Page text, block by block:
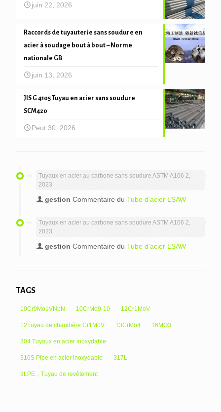
juin 22, 2026
Raccords de tuyauterie sans soudure en
acier à soudage bout à bout – Norme
nationale GB
juin 13, 2026
JIS G 4105 Tuyau en acier sans soudure
SCM420
Peut 30, 2026
Tuyaux en acier au carbone sans soudure ASTM A106 2,
2023
gestion Commentaire du Tube d’acier LSAW
Tuyaux en acier au carbone sans soudure ASTM A106 2,
2023
gestion Commentaire du Tube d’acier LSAW
TAGS
10Cr9Mo1VNbN 10CrMo9-10 12Cr1MoV
12Tuyau de chaudière Cr1MoV 13CrMo4 16MO3
304 Tuyaux en acier inoxydable
310S Pipe en acier inoxydable 317L
3LPE，Tuyau de revêtement